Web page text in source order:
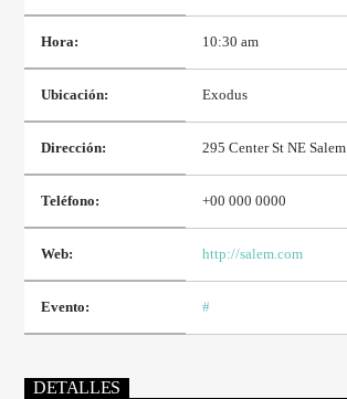
PROGRAMA ACTUAL
BUENAS NOCHES
5:00 PM 11:00 PM
Promise Radio
Hora: 10:30 am
Ubicación: Exodus
Dirección: 295 Center St NE Salem
Teléfono: +00 000 0000
Web: http://salem.com
Evento: #
DETALLES